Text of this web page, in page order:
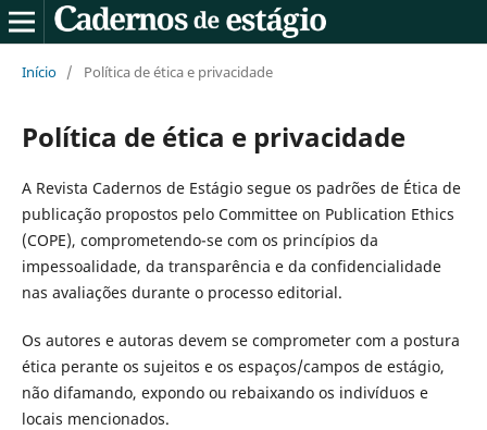
Início / Política de ética e privacidade
Política de ética e privacidade
A Revista Cadernos de Estágio segue os padrões de Ética de
publicação propostos pelo Committee on Publication Ethics
(COPE), comprometendo-se com os princípios da
impessoalidade, da transparência e da confidencialidade
nas avaliações durante o processo editorial.
Os autores e autoras devem se comprometer com a postura
ética perante os sujeitos e os espaços/campos de estágio,
não difamando, expondo ou rebaixando os indivíduos e
locais mencionados.